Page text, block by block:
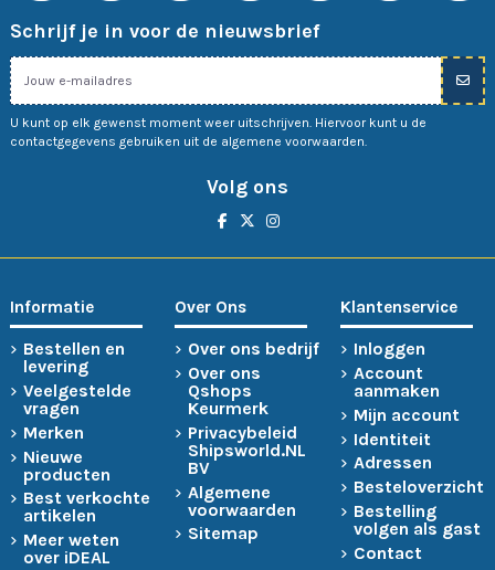
Schrijf je in voor de nieuwsbrief
U kunt op elk gewenst moment weer uitschrijven. Hiervoor kunt u de
contactgegevens gebruiken uit de algemene voorwaarden.
Volg ons
Informatie
Bestellen en
levering
Veelgestelde
vragen
Merken
Nieuwe
producten
Best verkochte
artikelen
Meer weten
over iDEAL
Over Ons
Over ons bedrijf
Over ons
Qshops
Keurmerk
Privacybeleid
Shipsworld.NL
BV
Algemene
voorwaarden
Sitemap
Klantenservice
Inloggen
Account
aanmaken
Mijn account
Identiteit
Adressen
Besteloverzicht
Bestelling
volgen als gast
Contact